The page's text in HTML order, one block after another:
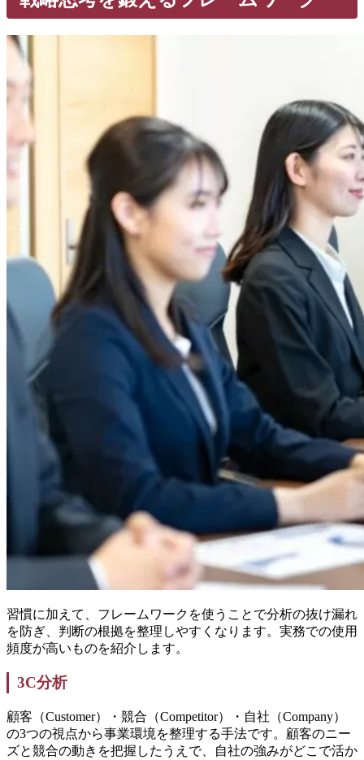
習慣に加えて、フレームワークを使うことで分析の抜け漏れ
を防ぎ、判断の根拠を整理しやすくなります。実務での使用
頻度が高いものを紹介します。
3C分析
顧客（Customer）・競合（Competitor）・自社（Company）
の3つの視点から事業環境を整理する手法です。顧客のニー
ズと競合の動きを把握したうえで、自社の強みがどこで活か